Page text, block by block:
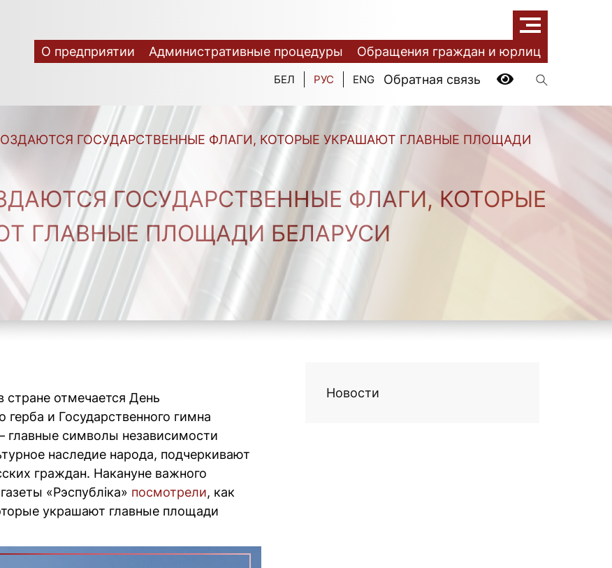
БЕЛ РУС ENG Обратная связь
О предприятии Административные процедуры Обращения граждан и юрлиц
ГОСУДАРСТВЕННЫЕ ФЛАГИ, КОТОРЫЕ УКРАШАЮТ ГЛАВНЫЕ ПЛОЩАДИ
ГОСУДАРСТВЕННЫЕ ФЛАГИ, КОТОРЫЕ
ГЛАВНЫЕ ПЛОЩАДИ БЕЛАРУСИ
стране отмечается День
герба и Государственного гимна
главные символы независимости
наследие народа, подчеркивают
граждан. Накануне важного
«Рэспублiка» посмотрели, как
украшают главные площади
Новости